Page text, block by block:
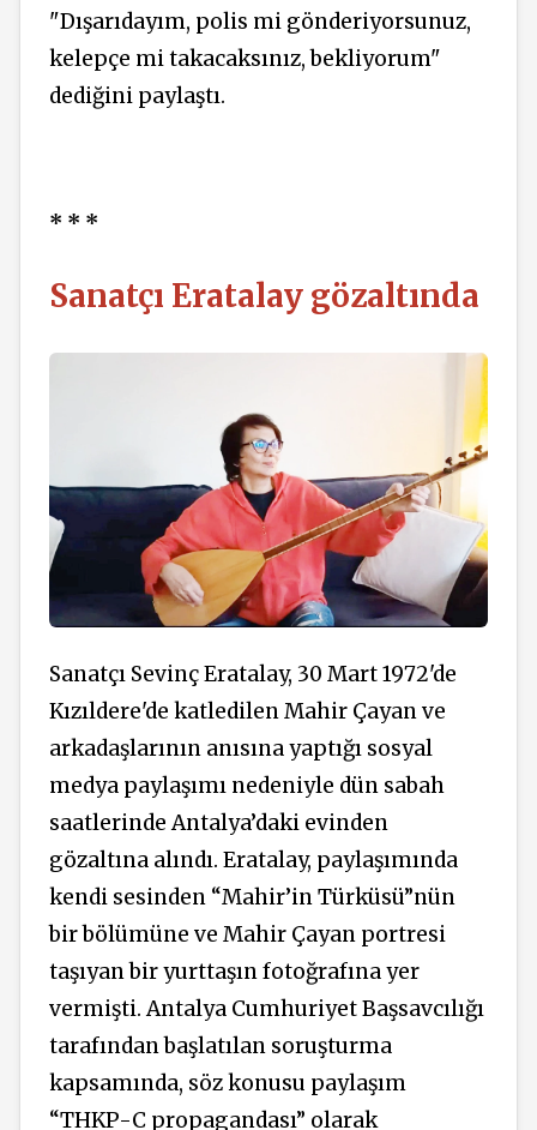
"Dışarıdayım, polis mi gönderiyorsunuz,
kelepçe mi takacaksınız, bekliyorum"
dediğini paylaştı.
* * *
Sanatçı Eratalay gözaltında
Sanatçı Sevinç Eratalay, 30 Mart 1972'de
Kızıldere'de katledilen Mahir Çayan ve
arkadaşlarının anısına yaptığı sosyal
medya paylaşımı nedeniyle dün sabah
saatlerinde Antalya’daki evinden
gözaltına alındı. Eratalay, paylaşımında
kendi sesinden “Mahir’in Türküsü”nün
bir bölümüne ve Mahir Çayan portresi
taşıyan bir yurttaşın fotoğrafına yer
vermişti. Antalya Cumhuriyet Başsavcılığı
tarafından başlatılan soruşturma
kapsamında, söz konusu paylaşım
“THKP-C propagandası” olarak